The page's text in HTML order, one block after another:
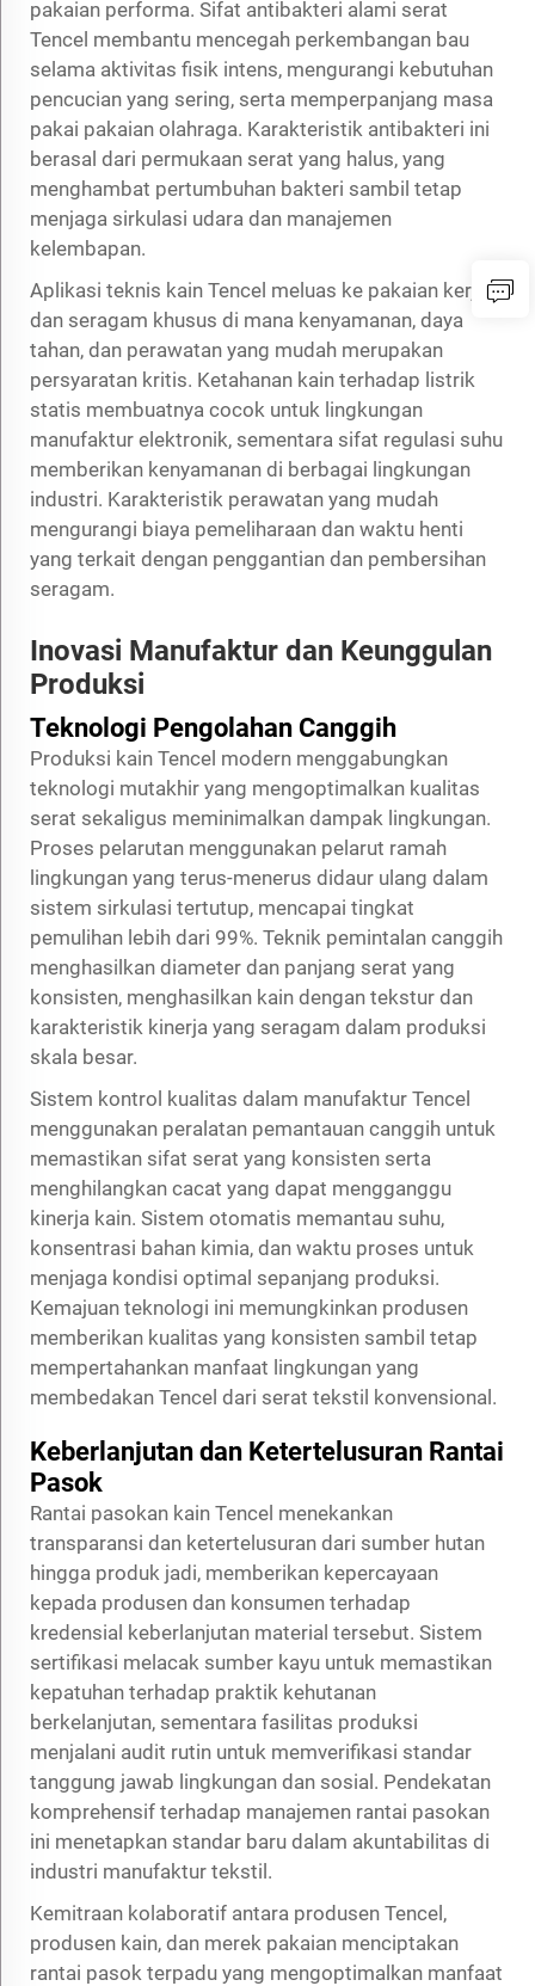
pakaian performa. Sifat antibakteri alami serat
Tencel membantu mencegah perkembangan bau
selama aktivitas fisik intens, mengurangi kebutuhan
pencucian yang sering, serta memperpanjang masa
pakai pakaian olahraga. Karakteristik antibakteri ini
berasal dari permukaan serat yang halus, yang
menghambat pertumbuhan bakteri sambil tetap
menjaga sirkulasi udara dan manajemen
kelembapan.
Aplikasi teknis kain Tencel meluas ke pakaian kerja
dan seragam khusus di mana kenyamanan, daya
tahan, dan perawatan yang mudah merupakan
persyaratan kritis. Ketahanan kain terhadap listrik
statis membuatnya cocok untuk lingkungan
manufaktur elektronik, sementara sifat regulasi suhu
memberikan kenyamanan di berbagai lingkungan
industri. Karakteristik perawatan yang mudah
mengurangi biaya pemeliharaan dan waktu henti
yang terkait dengan penggantian dan pembersihan
seragam.
Inovasi Manufaktur dan Keunggulan
Produksi
Teknologi Pengolahan Canggih
Produksi kain Tencel modern menggabungkan
teknologi mutakhir yang mengoptimalkan kualitas
serat sekaligus meminimalkan dampak lingkungan.
Proses pelarutan menggunakan pelarut ramah
lingkungan yang terus-menerus didaur ulang dalam
sistem sirkulasi tertutup, mencapai tingkat
pemulihan lebih dari 99%. Teknik pemintalan canggih
menghasilkan diameter dan panjang serat yang
konsisten, menghasilkan kain dengan tekstur dan
karakteristik kinerja yang seragam dalam produksi
skala besar.
Sistem kontrol kualitas dalam manufaktur Tencel
menggunakan peralatan pemantauan canggih untuk
memastikan sifat serat yang konsisten serta
menghilangkan cacat yang dapat mengganggu
kinerja kain. Sistem otomatis memantau suhu,
konsentrasi bahan kimia, dan waktu proses untuk
menjaga kondisi optimal sepanjang produksi.
Kemajuan teknologi ini memungkinkan produsen
memberikan kualitas yang konsisten sambil tetap
mempertahankan manfaat lingkungan yang
membedakan Tencel dari serat tekstil konvensional.
Keberlanjutan dan Ketertelusuran Rantai
Pasok
Rantai pasokan kain Tencel menekankan
transparansi dan ketertelusuran dari sumber hutan
hingga produk jadi, memberikan kepercayaan
kepada produsen dan konsumen terhadap
kredensial keberlanjutan material tersebut. Sistem
sertifikasi melacak sumber kayu untuk memastikan
kepatuhan terhadap praktik kehutanan
berkelanjutan, sementara fasilitas produksi
menjalani audit rutin untuk memverifikasi standar
tanggung jawab lingkungan dan sosial. Pendekatan
komprehensif terhadap manajemen rantai pasokan
ini menetapkan standar baru dalam akuntabilitas di
industri manufaktur tekstil.
Kemitraan kolaboratif antara produsen Tencel,
produsen kain, dan merek pakaian menciptakan
rantai pasok terpadu yang mengoptimalkan manfaat